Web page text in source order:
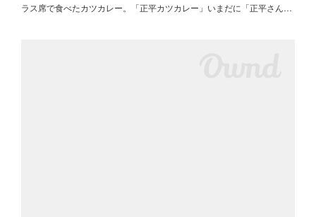
ラス席で食べたカツカレー。「正平カツカレー」いまだに「正平さん…